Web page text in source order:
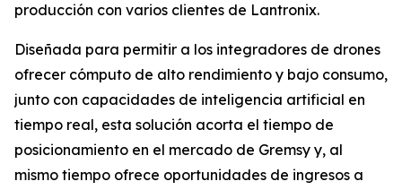
producción con varios clientes de Lantronix.
Diseñada para permitir a los integradores de drones
ofrecer cómputo de alto rendimiento y bajo consumo,
junto con capacidades de inteligencia artificial en
tiempo real, esta solución acorta el tiempo de
posicionamiento en el mercado de Gremsy y, al
mismo tiempo ofrece oportunidades de ingresos a